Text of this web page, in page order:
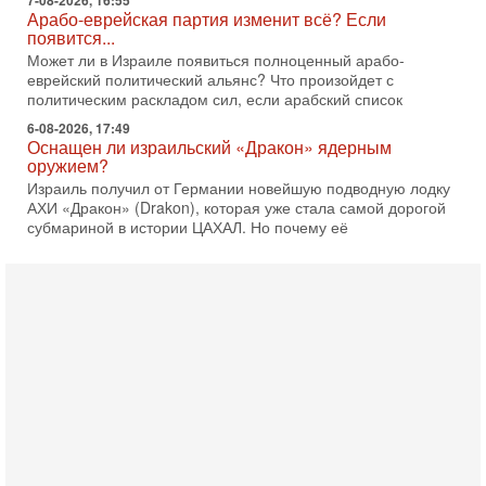
Арабо-еврейская партия изменит всё? Если
появится...
Может ли в Израиле появиться полноценный арабо-
еврейский политический альянс? Что произойдет с
политическим раскладом сил, если арабский список
6-08-2026, 17:49
Оснащен ли израильский «Дракон» ядерным
оружием?
Израиль получил от Германии новейшую подводную лодку
АХИ «Дракон» (Drakon), которая уже стала самой дорогой
субмариной в истории ЦАХАЛ. Но почему её